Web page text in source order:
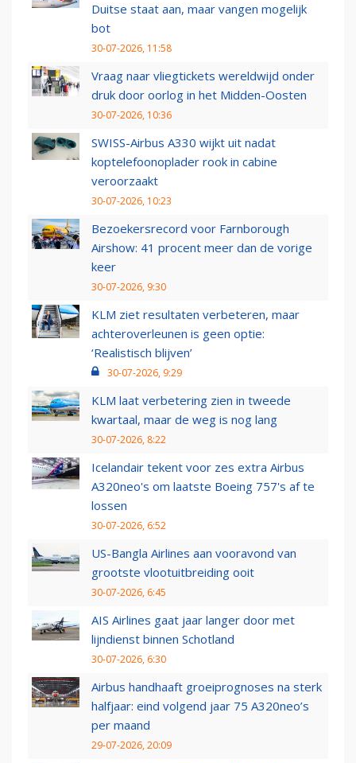
Duitse staat aan, maar vangen mogelijk
bot
30-07-2026, 11:58
Vraag naar vliegtickets wereldwijd onder
druk door oorlog in het Midden-Oosten
30-07-2026, 10:36
SWISS-Airbus A330 wijkt uit nadat
koptelefoonoplader rook in cabine
veroorzaakt
30-07-2026, 10:23
Bezoekersrecord voor Farnborough
Airshow: 41 procent meer dan de vorige
keer
30-07-2026, 9:30
KLM ziet resultaten verbeteren, maar
achteroverleunen is geen optie:
‘Realistisch blijven’
30-07-2026, 9:29
KLM laat verbetering zien in tweede
kwartaal, maar de weg is nog lang
30-07-2026, 8:22
Icelandair tekent voor zes extra Airbus
A320neo's om laatste Boeing 757's af te
lossen
30-07-2026, 6:52
US-Bangla Airlines aan vooravond van
grootste vlootuitbreiding ooit
30-07-2026, 6:45
AIS Airlines gaat jaar langer door met
lijndienst binnen Schotland
30-07-2026, 6:30
Airbus handhaaft groeiprognoses na sterk
halfjaar: eind volgend jaar 75 A320neo’s
per maand
29-07-2026, 20:09